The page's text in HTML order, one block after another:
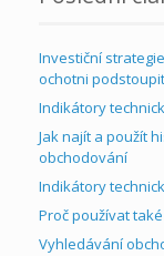
Investiční
ochotni podstoupit
Indikátory
Jak najít a použít
obchodování
Indikátory
Proč používat
Vyhledávání